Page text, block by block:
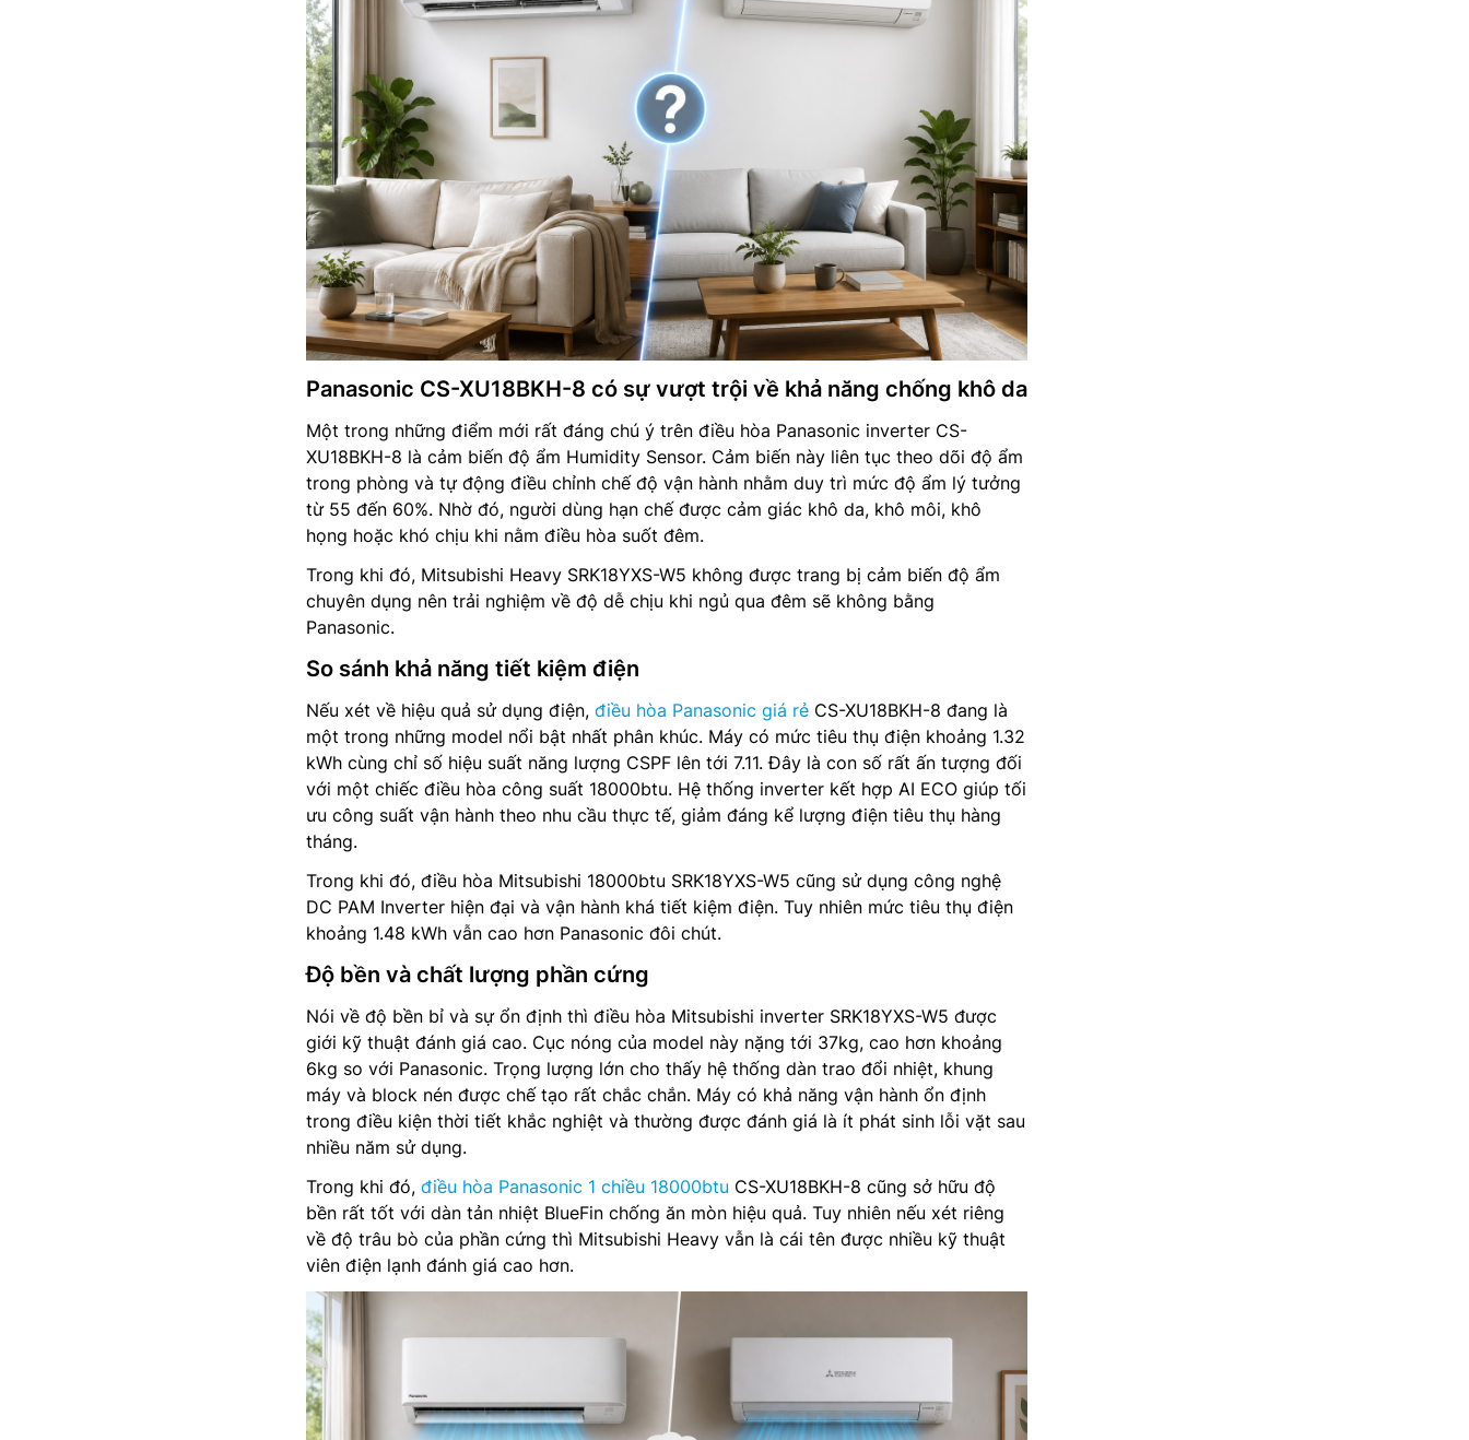
Panasonic CS-XU18BKH-8 có sự vượt trội về khả năng chống khô da
Một trong những điểm mới rất đáng chú ý trên điều hòa Panasonic inverter CS-
XU18BKH-8 là cảm biến độ ẩm Humidity Sensor. Cảm biến này liên tục theo dõi độ ẩm
trong phòng và tự động điều chỉnh chế độ vận hành nhằm duy trì mức độ ẩm lý tưởng
từ 55 đến 60%. Nhờ đó, người dùng hạn chế được cảm giác khô da, khô môi, khô
họng hoặc khó chịu khi nằm điều hòa suốt đêm.
Trong khi đó, Mitsubishi Heavy SRK18YXS-W5 không được trang bị cảm biến độ ẩm
chuyên dụng nên trải nghiệm về độ dễ chịu khi ngủ qua đêm sẽ không bằng
Panasonic.
So sánh khả năng tiết kiệm điện
Nếu xét về hiệu quả sử dụng điện, điều hòa Panasonic giá rẻ CS-XU18BKH-8 đang là
một trong những model nổi bật nhất phân khúc. Máy có mức tiêu thụ điện khoảng 1.32
kWh cùng chỉ số hiệu suất năng lượng CSPF lên tới 7.11. Đây là con số rất ấn tượng đối
với một chiếc điều hòa công suất 18000btu. Hệ thống inverter kết hợp AI ECO giúp tối
ưu công suất vận hành theo nhu cầu thực tế, giảm đáng kể lượng điện tiêu thụ hàng
tháng.
Trong khi đó, điều hòa Mitsubishi 18000btu SRK18YXS-W5 cũng sử dụng công nghệ
DC PAM Inverter hiện đại và vận hành khá tiết kiệm điện. Tuy nhiên mức tiêu thụ điện
khoảng 1.48 kWh vẫn cao hơn Panasonic đôi chút.
Độ bền và chất lượng phần cứng
Nói về độ bền bỉ và sự ổn định thì điều hòa Mitsubishi inverter SRK18YXS-W5 được
giới kỹ thuật đánh giá cao. Cục nóng của model này nặng tới 37kg, cao hơn khoảng
6kg so với Panasonic. Trọng lượng lớn cho thấy hệ thống dàn trao đổi nhiệt, khung
máy và block nén được chế tạo rất chắc chắn. Máy có khả năng vận hành ổn định
trong điều kiện thời tiết khắc nghiệt và thường được đánh giá là ít phát sinh lỗi vặt sau
nhiều năm sử dụng.
Trong khi đó, điều hòa Panasonic 1 chiều 18000btu CS-XU18BKH-8 cũng sở hữu độ
bền rất tốt với dàn tản nhiệt BlueFin chống ăn mòn hiệu quả. Tuy nhiên nếu xét riêng
về độ trâu bò của phần cứng thì Mitsubishi Heavy vẫn là cái tên được nhiều kỹ thuật
viên điện lạnh đánh giá cao hơn.